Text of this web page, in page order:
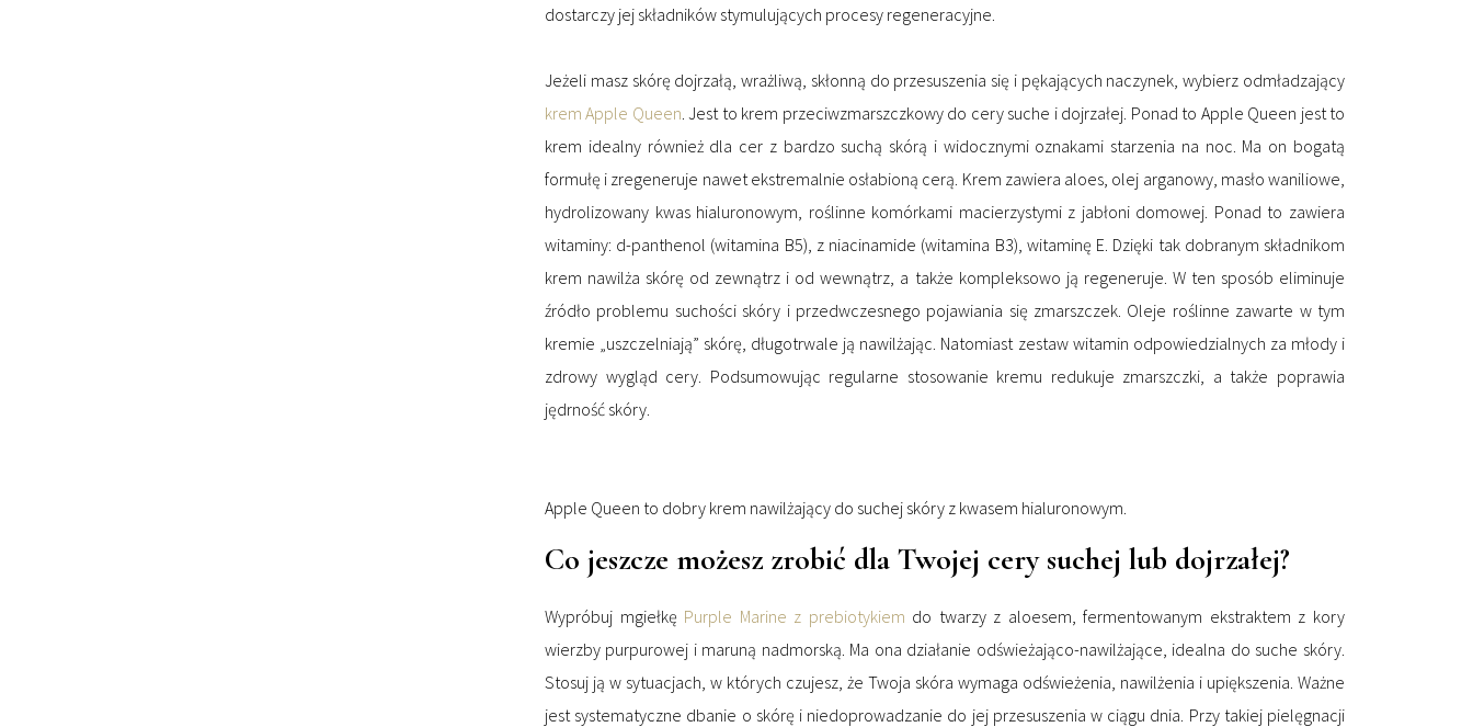
dostarczy jej składników stymulujących procesy regeneracyjne.
Jeżeli masz skórę dojrzałą, wrażliwą, skłonną do przesuszenia się i pękających naczynek, wybierz odmładzający
krem Apple Queen. Jest to krem przeciwzmarszczkowy do cery suche i dojrzałej. Ponad to Apple Queen jest to
krem idealny również dla cer z bardzo suchą skórą i widocznymi oznakami starzenia na noc. Ma on bogatą
formułę i zregeneruje nawet ekstremalnie osłabioną cerą. Krem zawiera aloes, olej arganowy, masło waniliowe,
hydrolizowany kwas hialuronowym, roślinne komórkami macierzystymi z jabłoni domowej. Ponad to zawiera
witaminy: d-panthenol (witamina B5), z niacinamide (witamina B3), witaminę E. Dzięki tak dobranym składnikom
krem nawilża skórę od zewnątrz i od wewnątrz, a także kompleksowo ją regeneruje. W ten sposób eliminuje
źródło problemu suchości skóry i przedwczesnego pojawiania się zmarszczek. Oleje roślinne zawarte w tym
kremie „uszczelniają” skórę, długotrwale ją nawilżając. Natomiast zestaw witamin odpowiedzialnych za młody i
zdrowy wygląd cery. Podsumowując regularne stosowanie kremu redukuje zmarszczki, a także poprawia
jędrność skóry.
Apple Queen to dobry krem nawilżający do suchej skóry z kwasem hialuronowym.
Co jeszcze możesz zrobić dla Twojej cery suchej lub dojrzałej?
Wypróbuj mgiełkę Purple Marine z prebiotykiem do twarzy z aloesem, fermentowanym ekstraktem z kory
wierzby purpurowej i maruną nadmorską. Ma ona działanie odświeżająco-nawilżające, idealna do suche skóry.
Stosuj ją w sytuacjach, w których czujesz, że Twoja skóra wymaga odświeżenia, nawilżenia i upiększenia. Ważne
jest systematyczne dbanie o skórę i niedoprowadzanie do jej przesuszenia w ciągu dnia. Przy takiej pielęgnacji